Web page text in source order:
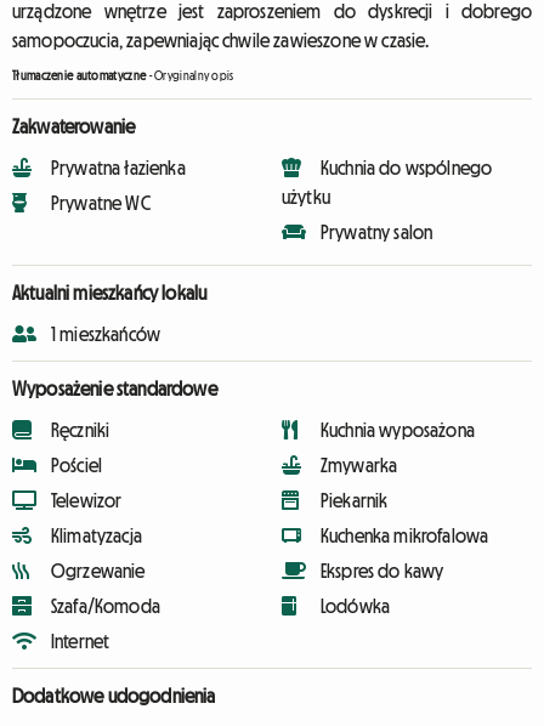
urządzone wnętrze jest zaproszeniem do dyskrecji i dobrego
samopoczucia, zapewniając chwile zawieszone w czasie.
Tłumaczenie automatyczne-Oryginalny opis
Zakwaterowanie
Prywatna łazienka
Prywatne WC
Kuchnia do wspólnego
użytku
Prywatny salon
Aktualni mieszkańcy lokalu
1 mieszkańców
Wyposażenie standardowe
Ręczniki
Pościel
Telewizor
Klimatyzacja
Ogrzewanie
Szafa/Komoda
Internet
Kuchnia wyposażona
Zmywarka
Piekarnik
Kuchenka mikrofalowa
Ekspres do kawy
Lodówka
Dodatkowe udogodnienia